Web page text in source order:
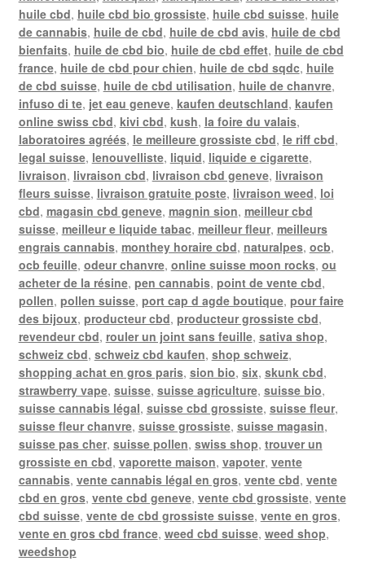
huile cbd, huile cbd bio grossiste, huile cbd suisse, huile
de cannabis, huile de cbd, huile de cbd avis, huile de cbd
bienfaits, huile de cbd bio, huile de cbd effet, huile de cbd
france, huile de cbd pour chien, huile de cbd sqdc, huile
de cbd suisse, huile de cbd utilisation, huile de chanvre,
infuso di te, jet eau geneve, kaufen deutschland, kaufen
online swiss cbd, kivi cbd, kush, la foire du valais,
laboratoires agréés, le meilleure grossiste cbd, le riff cbd,
legal suisse, lenouvelliste, liquid, liquide e cigarette,
livraison, livraison cbd, livraison cbd geneve, livraison
fleurs suisse, livraison gratuite poste, livraison weed, loi
cbd, magasin cbd geneve, magnin sion, meilleur cbd
suisse, meilleur e liquide tabac, meilleur fleur, meilleurs
engrais cannabis, monthey horaire cbd, naturalpes, ocb,
ocb feuille, odeur chanvre, online suisse moon rocks, ou
acheter de la résine, pen cannabis, point de vente cbd,
pollen, pollen suisse, port cap d agde boutique, pour faire
des bijoux, producteur cbd, producteur grossiste cbd,
revendeur cbd, rouler un joint sans feuille, sativa shop,
schweiz cbd, schweiz cbd kaufen, shop schweiz,
shopping achat en gros paris, sion bio, six, skunk cbd,
strawberry vape, suisse, suisse agriculture, suisse bio,
suisse cannabis légal, suisse cbd grossiste, suisse fleur,
suisse fleur chanvre, suisse grossiste, suisse magasin,
suisse pas cher, suisse pollen, swiss shop, trouver un
grossiste en cbd, vaporette maison, vapoter, vente
cannabis, vente cannabis légal en gros, vente cbd, vente
cbd en gros, vente cbd geneve, vente cbd grossiste, vente
cbd suisse, vente de cbd grossiste suisse, vente en gros,
vente en gros cbd france, weed cbd suisse, weed shop,
weedshop